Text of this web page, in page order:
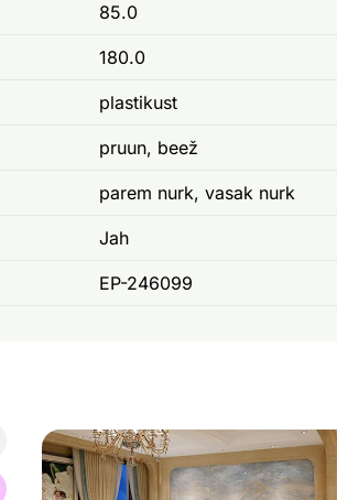
85.0
180.0
plastikust
pruun, beež
parem nurk, vasak nurk
Jah
EP-246099
Pesukastiga nurgadiivanvoodi
Otsi